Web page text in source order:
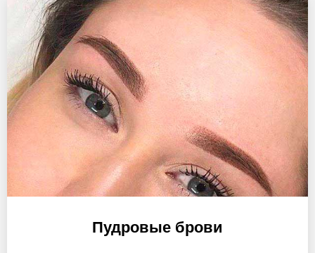
Пудровые брови